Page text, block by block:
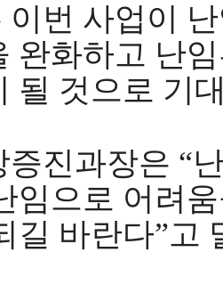
이번 사업이
완화하고 난
될 것으로 기
증진과장은 “
임으로 어려
길 바란다”고